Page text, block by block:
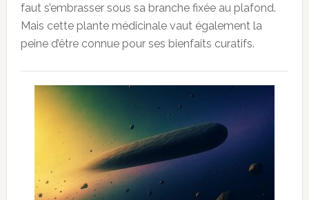
faut s’embrasser sous sa branche fixée au plafond.
Mais cette plante médicinale vaut également la
peine d’être connue pour ses bienfaits curatifs.